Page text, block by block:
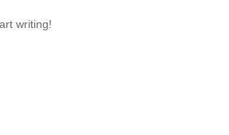
writing!